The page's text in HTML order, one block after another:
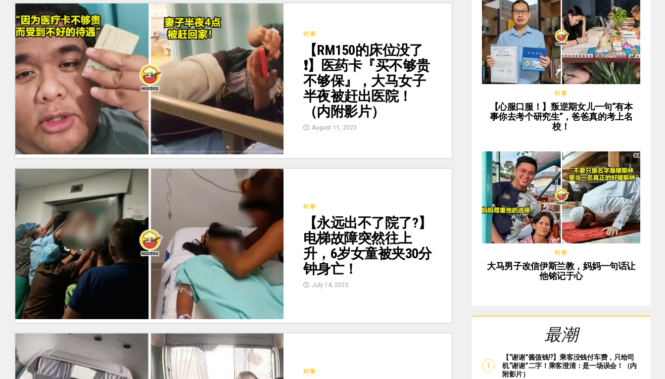
时事
【RM150的床位没了
❗】医药卡『买不够贵
不够保』，大马女子
半夜被赶出医院！
（内附影片）
August 11, 2023
时事
【永远出不了院了?】
电梯故障突然往上
升，6岁女童被夹30分
钟身亡！
July 14, 2023
时事
时事
【心服口服！】叛逆期女儿一句“有本
事你去考个研究生”，爸爸真的考上名
校！
时事
大马男子改信伊斯兰教，妈妈一句话让
他铭记于心
最潮
【“谢谢”酱值钱⁉️】乘客没钱付车费，只给司
机“谢谢”二字！乘客澄清：是一场误会！（内
附影片）